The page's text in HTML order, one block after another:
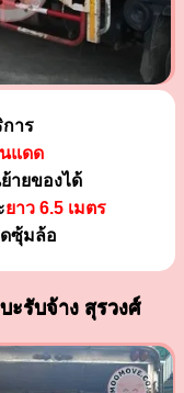
าร
แดด
ายของได้
ยาว 6.5 เมตร
ซุ้มล้อ
ะรับจ้าง สุรวงศ์